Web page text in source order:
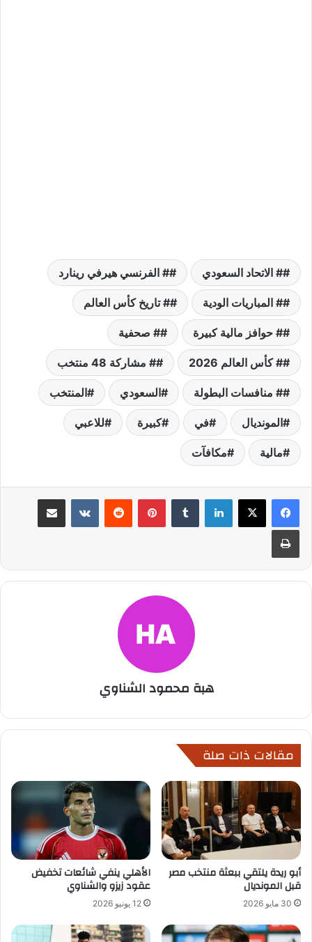
# الاتحاد السعودي # الفرنسي هيرفي رينارد
# المباريات الودية # تاريخ كأس العالم
# حوافز مالية كبيرة # صحفية
# كأس العالم 2026 # مشاركة 48 منتخب
# منافسات البطولة السعودي المنتخب
المونديال في كبيرة للاعبي
مالية مكافآت
لينكدإن بينتيريست مشاركة عبر البريد
طباعة
هبة محمود الشناوي
مقالات ذات صلة
أبو ريدة يلتقي ببعثة منتخب مصر
قبل المونديال
30 مايو 2026
الأهلي ينفي شائعات تخفيض
عقود زيزو والشناوي
12 يونيو 2026